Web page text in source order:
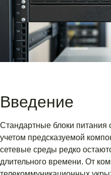
Введение
Стандартные блоки питания
учетом предсказуемой
сетевые среды редко
длительного времени. От